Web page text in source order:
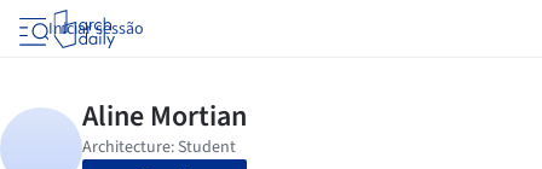
Iniciar sessão